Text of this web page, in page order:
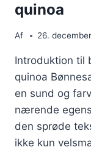
quinoa
Af 26.
Introduktion til
quinoa
en sund og
nærende
den sprøde
ikke kun